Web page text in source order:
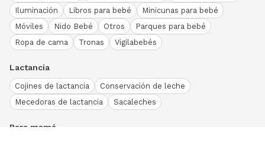
Iluminación
Libros para bebé
Minicunas para bebé
Móviles
Nido Bebé Otros
Parques para bebé
Ropa de cama
Tronas Vigilabebés
Lactancia
Cojines de lactancia
Conservación de leche
Mecedoras de lactancia
Sacaleches
Para mamá